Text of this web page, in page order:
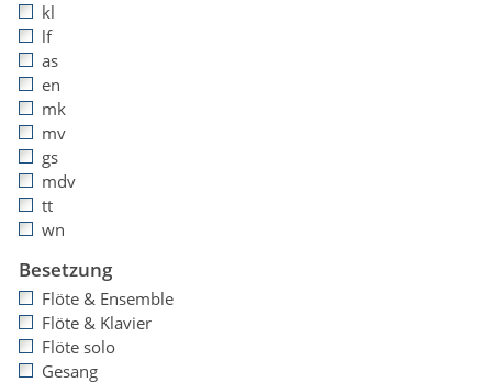
kl
lf
as
en
mk
mv
gs
mdv
tt
wn
Besetzung
Flöte & Ensemble
Flöte & Klavier
Flöte solo
Gesang